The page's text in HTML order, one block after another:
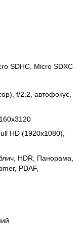
SDHC, Micro SDXC
f/2.2, автофокус,
HD (1920x1080),
HDR, Панорама,
PDAF,